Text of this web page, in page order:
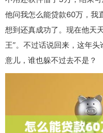
他问我怎么能贷款60万，我
想到还真成功了。现在他天
王”。不过话说回来，这年
意儿，谁也躲不过去不是？